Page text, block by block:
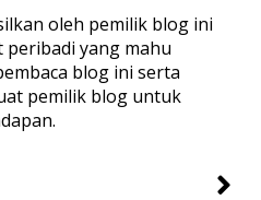
oleh pemilik blog ini
peribadi yang mahu
blog ini serta
pemilik blog untuk